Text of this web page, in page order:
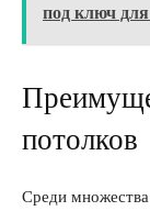
под ключ
потолков
Среди